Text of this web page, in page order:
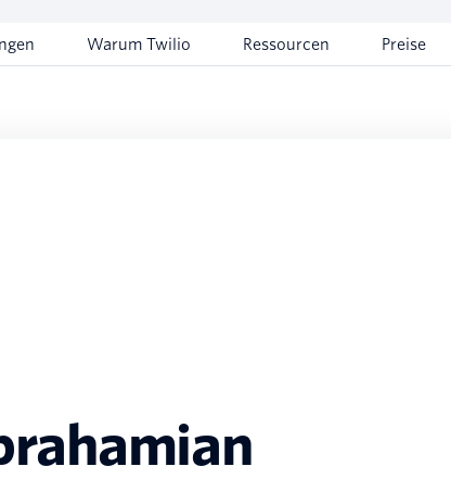
Warum Twilio Ressourcen Preise